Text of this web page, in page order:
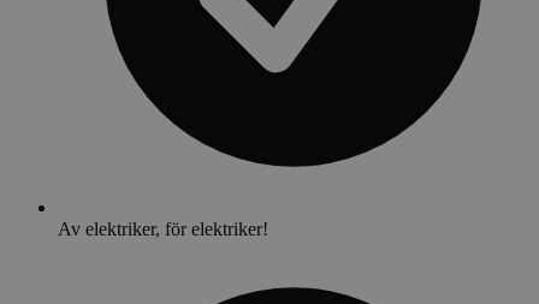
Av elektriker, för elektriker!